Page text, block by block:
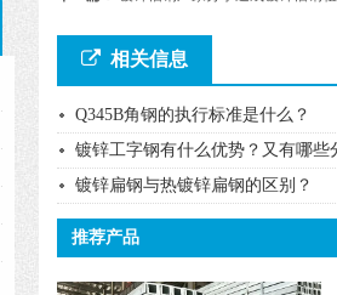
相关信息
Q345B角钢的执行标准是什么？
镀锌工字钢有什么优势？又有哪些
镀锌扁钢与热镀锌扁钢的区别？
推荐产品